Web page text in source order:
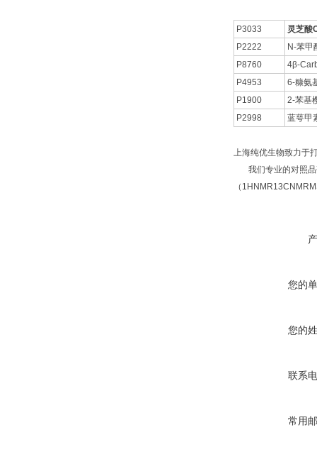
P3033
灵芝酸
P2222
N-苯甲
P8760
4β-
P4953
6-糠氨
P1900
2-苯基
P2998
蓝萼甲
上海纯优生物致力于
我们专业的对照品
（
您的
您的
联系
常用